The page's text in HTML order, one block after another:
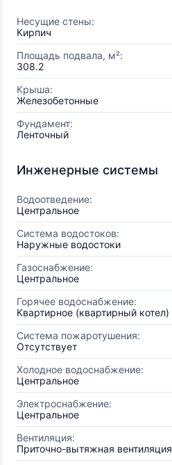
Несущие стены:
Кирпич
Площадь подвала, м²:
308.2
Крыша:
Железобетонные
Фундамент:
Ленточный
Инженерные системы
Водоотведение:
Центральное
Система водостоков:
Наружные водостоки
Газоснабжение:
Центральное
Горячее водоснабжение:
Квартирное (квартирный котел)
Система пожаротушения:
Отсутствует
Холодное водоснабжение:
Центральное
Электроснабжение:
Центральное
Вентиляция:
Приточно-вытяжная вентиляция